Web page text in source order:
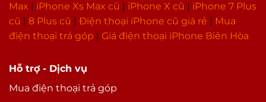
Hỗ trợ - Dịch vụ
Mua điện thoại trả góp
Max
iPhone Xs Max cũ iPhone X cũ
iPhone 7 Plus
cũ
8 Plus cũ Điện thoại iPhone cũ giá rẻ
Mua
điện thoại trả góp
Giá điện thoại iPhone Biên Hòa